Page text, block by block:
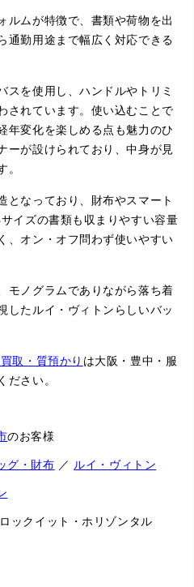
ルムが特徴で、書類や荷物を出
通勤用途まで幅広く対応できる
スを使用し、ハンドルやトリミ
されています。使い込むことで
年変化を楽しめる点も魅力のひ
ーが設けられており、中身が見
。
となっており、財布やスマート
イズの書類も収まりやすい容量
、オン・オフ問わず使いやすい
モノグラムでありながら落ち着
したルイ・ヴィトンらしいバッ
取・質預かり は大阪・豊中・服
ださい。
のお客様
グ・財布 ／ ルイ・ヴィトン
ックイット・ホリゾンタル